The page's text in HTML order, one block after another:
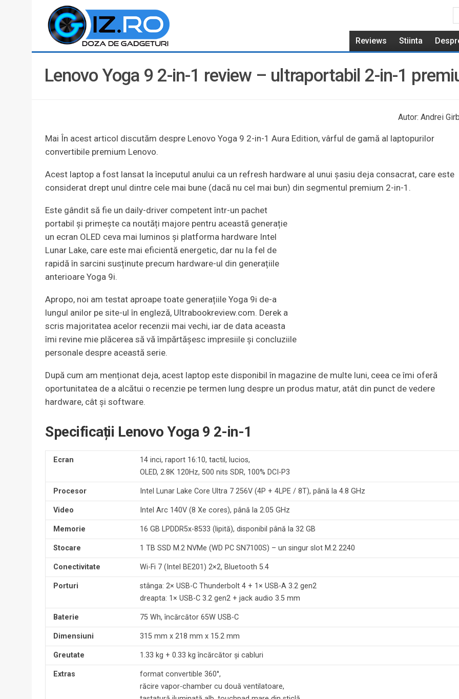
Reviews Stiinta
Lenovo Yoga 9 2-in-1 review – ultraportabil 2-in-1
Autor: Andrei
Mai În acest articol discutăm despre Lenovo Yoga 9 2-in-1 Aura Edition, vârful de gamă al laptopurilor
convertibile premium Lenovo.
Acest laptop a fost lansat la începutul anului ca un refresh hardware al unui șasiu deja consacrat, care este
considerat drept unul dintre cele mai bune (dacă nu cel mai bun) din segmentul premium 2-in-1.
Este gândit să fie un daily-driver competent într-un pachet
portabil și primește ca noutăți majore pentru această generație
un ecran OLED ceva mai luminos și platforma hardware Intel
Lunar Lake, care este mai eficientă energetic, dar nu la fel de
rapidă în sarcini susținute precum hardware-ul din generațiile
anterioare Yoga 9i.
Apropo, noi am testat aproape toate generațiile Yoga 9i de-a
lungul anilor pe site-ul în engleză, Ultrabookreview.com. Derek a
scris majoritatea acelor recenzii mai vechi, iar de data aceasta
îmi revine mie plăcerea să vă împărtășesc impresiile și concluziile
personale despre această serie.
După cum am menționat deja, acest laptop este disponibil în magazine de multe luni, ceea ce îmi oferă
oportunitatea de a alcătui o recenzie pe termen lung despre un produs matur, atât din punct de vedere
hardware, cât și software.
Specificații Lenovo Yoga 9 2-in-1
Ecran
14 inci, raport 16:10, tactil, lucios,
OLED, 2.8K 120Hz, 500 nits SDR, 100% DCI-P3
Procesor Intel Lunar Lake Core Ultra 7 256V (4P + 4LPE / 8T), până la 4.8 GHz
Video Intel Arc 140V (8 Xe cores), până la 2.05 GHz
Memorie 16 GB LPDDR5x-8533 (lipită), disponibil până la 32 GB
Stocare 1 TB SSD M.2 NVMe (WD PC SN7100S) – un singur slot M.2 2240
Conectivitate Wi-Fi 7 (Intel BE201) 2×2, Bluetooth 5.4
Porturi
stânga: 2× USB-C Thunderbolt 4 + 1× USB-A 3.2 gen2
dreapta: 1× USB-C 3.2 gen2 + jack audio 3.5 mm
Baterie 75 Wh, încărcător 65W USB-C
Dimensiuni 315 mm x 218 mm x 15.2 mm
Greutate 1.33 kg + 0.33 kg încărcător și cabluri
Extras
format convertible 360°,
răcire vapor-chamber cu două ventilatoare,